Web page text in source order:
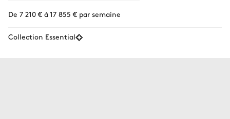
De 7 210 € à 17 855 € par semaine
Collection Essential